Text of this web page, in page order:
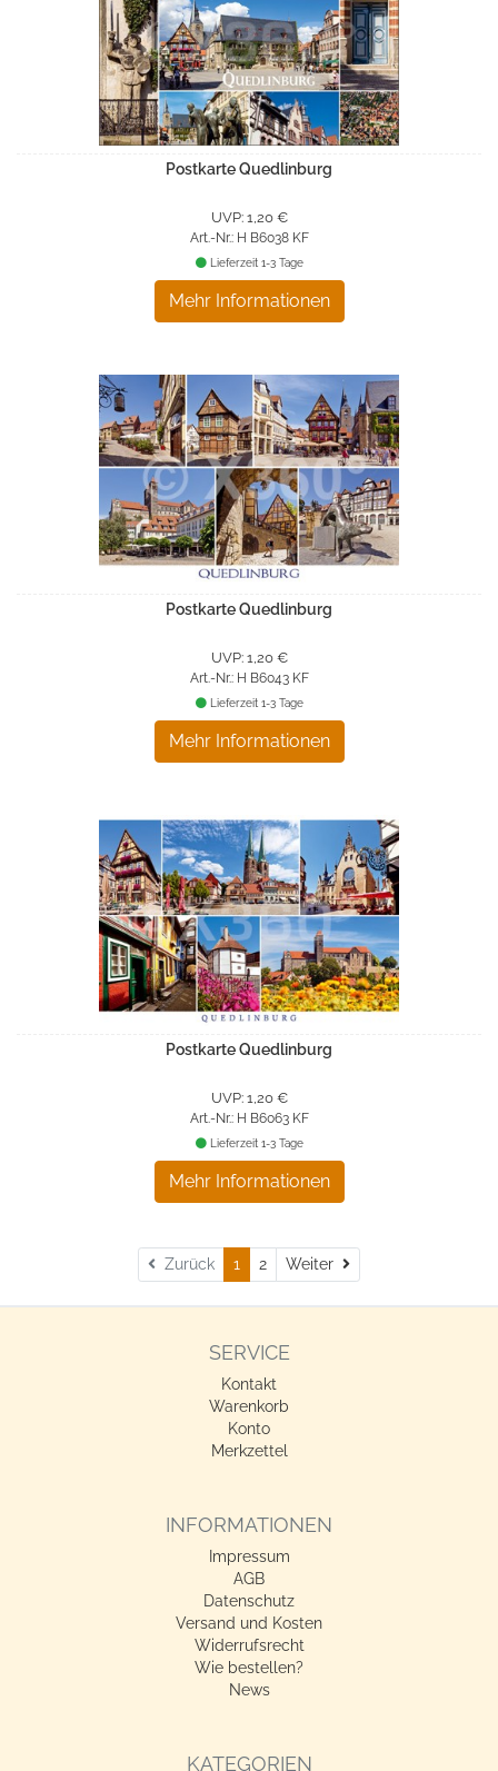
Postkarte Quedlinburg
UVP: 1,20 €
Art.-Nr.: H B6038 KF
Mehr Informationen
Lieferzeit 1-3 Tage
Postkarte Quedlinburg
UVP: 1,20 €
Art.-Nr.: H B6043 KF
Mehr Informationen
Lieferzeit 1-3 Tage
Postkarte Quedlinburg
UVP: 1,20 €
Art.-Nr.: H B6063 KF
Mehr Informationen
Lieferzeit 1-3 Tage
Zurück 1 2 Weiter Weiter
SERVICE
Kontakt
Warenkorb
Konto
Merkzettel
INFORMATIONEN
Impressum
AGB
Datenschutz
Versand und Kosten
Widerrufsrecht
Wie bestellen?
News
KATEGORIEN